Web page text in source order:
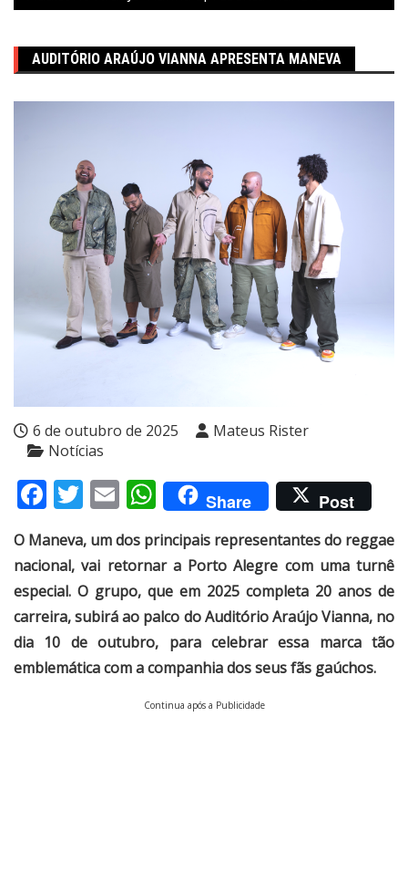
AUDITÓRIO ARAÚJO VIANNA APRESENTA MANEVA
6 de outubro de 2025
Mateus Rister
Notícias
Facebook
Twitter
EmailWhatsApp
Share Post
O Maneva, um dos principais representantes do reggae
nacional, vai retornar a Porto Alegre com uma turnê
especial. O grupo, que em 2025 completa 20 anos de
carreira, subirá ao palco do Auditório Araújo Vianna, no
dia 10 de outubro, para celebrar essa marca tão
emblemática com a companhia dos seus fãs gaúchos.
Continua após a Publicidade